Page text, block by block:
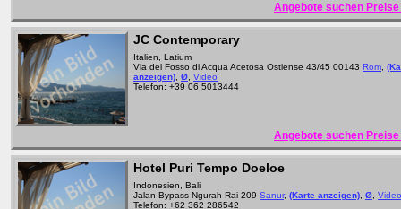
Angebote suchen
JC Contemporary
Italien, Latium
Via del Fosso di Acqua Acetosa Ostiense 43/45 00143 Rom
anzeigen) Ø Video
Telefon: +39 06 5013444
Angebote suchen
Hotel Puri Tempo Doeloe
Indonesien, Bali
Jalan Bypass Ngurah Rai 209 Sanur, (Karte anzeigen) Ø Video
Telefon: +62 362 286542